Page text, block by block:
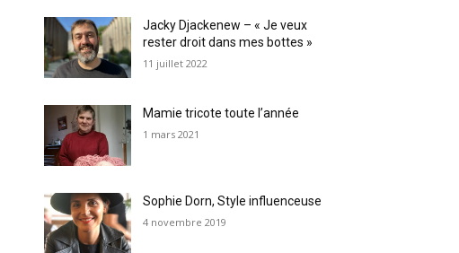
Jacky Djackenew – « Je veux
rester droit dans mes bottes »
11 juillet 2022
Mamie tricote toute l’année
1 mars 2021
Sophie Dorn, Style influenceuse
4 novembre 2019